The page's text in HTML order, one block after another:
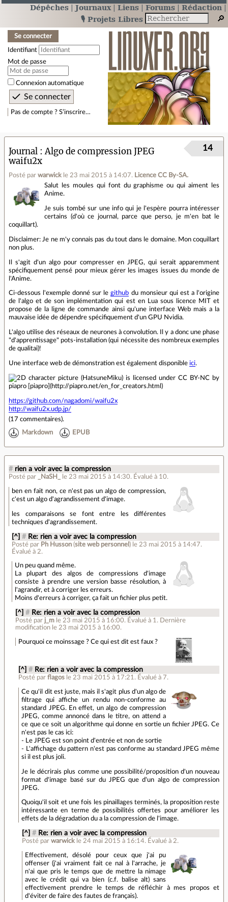
Dépêches Journaux Liens Forums
Rédaction
🎙️ Projets Libres
Se connecter
Identifiant
Mot de passe
Connexion automatique
Pas de compte ? S’inscrire…
Journal
Algo de compression JPEG
waifu2x
Posté par warwick le 23 mai 2015 à 14:07. Licence CC By‑SA.
14
Salut les moules qui font du graphisme ou qui aiment les
Anime.
Je suis tombé sur une info qui je l'espère pourra intéresser
certains (d'où ce journal, parce que perso, je m'en bat le
coquillart).
Disclaimer: Je ne m'y connais pas du tout dans le domaine. Mon coquillart
non plus.
Il s'agit d'un algo pour compresser en JPEG, qui serait apparemment
spécifiquement pensé pour mieux gérer les images issues du monde de
l'Anime.
Ci-dessous l'exemple donné sur legithub du monsieur qui est a l'origine
de l'algo et de son implémentation qui est en Lua sous licence MIT et
propose de la ligne de commande ainsi qu'une interface Web mais a la
mauvaise idée de dépendre spécifiquement d'un GPU Nvidia.
L'algo utilise des réseaux de neurones à convolution. Il y a donc une phase
"d'apprentissage" pots-installation (qui nécessite des nombreux exemples
de qualitai)!
Une interface web de démonstration est également disponible ici.
https://github.com/nagadomi/waifu2x
http://waifu2x.udp.jp/
(17 commentaires).
Markdown EPUB
# rien a voir avec la compression
Posté par _NaSH_ le 23 mai 2015 à 14:30. Évalué à 10.
ben en fait non, ce n'est pas un algo de compression,
c'est un algo d'agrandissement d'image.
les comparaisons se font entre les différentes
techniques d'agrandissement.
[^] # Re: rien a voir avec la compression
Posté par Ph Husson (site web personnel ) le 23 mai 2015 à 14:47.
Évalué à 2.
Un peu quand même.
La plupart des algos de compressions d'image
consiste à prendre une version basse résolution, à
l'agrandir, et à corriger les erreurs.
Moins d'erreurs à corriger, ça fait un fichier plus petit.
[^] # Re: rien a voir avec la compression
Posté par j_m le 23 mai 2015 à 16:00. Évalué à 1 . Dernière
modification le 23 mai 2015 à 16:00.
Pourquoi ce moinssage ? Ce qui est dit est faux ?
[^] # Re: rien a voir avec la compression
Posté parflagos le 23 mai 2015 à 17:21 . Évalué à7.
Ce qu'il dit est juste, mais il s'agit plus d'un algo de
filtrage qui affiche un rendu non-conforme au
standard JPEG. En effet, un algo de compression
JPEG, comme annoncé dans le titre, on attend a
ce que ce soit un algorithme qui donne en sortie un fichier JPEG. Ce
n'est pas le cas ici:
- Le JPEG est son point d'entrée et non de sortie
- L'affichage du pattern n'est pas conforme au standard JPEG même
si il est plus joli.
Je le décrirais plus comme une possibilité/proposition d'un nouveau
format d'image basé sur du JPEG que d'un algo de compression
JPEG.
Quoiqu'il soit et une fois les pinaillages terminés, la proposition reste
intéressante en terme de possibilités offertes pour améliorer les
effets de la dégradation du a la compression de l'image.
[^] # Re: rien a voir avec la compression
Posté par warwick le 24 mai 2015 à 16:14. Évalué à 2.
Effectivement, désolé pour ceux que j'ai pu
offenser (j'ai vraiment fait ce nal à l'arrache, je
n'ai que pris le temps que de mettre la nimage
avec le crédit qui va bien (c.f. balise alt) sans
effectivement prendre le temps de réfléchir à mes propos et
d'éviter de faire des fautes de français).